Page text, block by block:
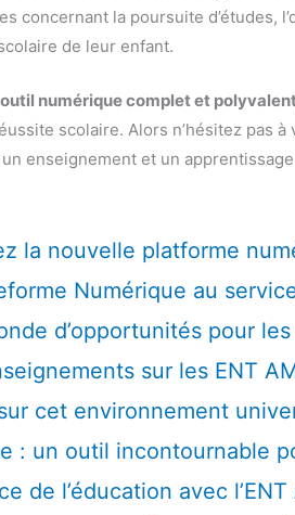
concernant la poursuite d’études,
de leur enfant.
numérique complet et
scolaire. Alors n’hésitez pas
enseignement et un
la nouvelle platforme
Numérique au
d’opportunités pour
sur les ENT
cet environnement
: un outil incontournable
de l’éducation avec